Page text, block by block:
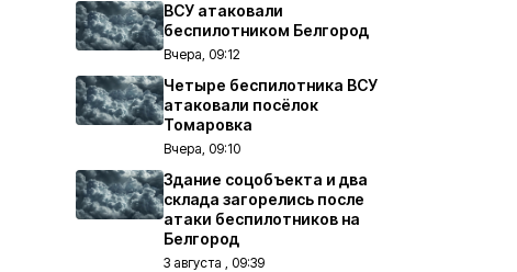
ВСУ атаковали
беспилотником Белгород
Вчера, 09:12
Четыре беспилотника ВСУ
атаковали посёлок
Томаровка
Вчера, 09:10
Здание соцобъекта и два
склада загорелись после
атаки беспилотников на
Белгород
3 августа , 09:39